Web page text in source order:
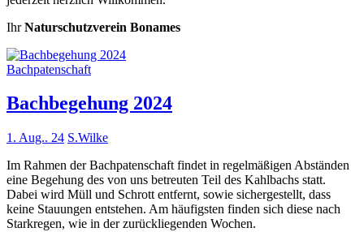
IhrNaturschutzverein Bonames
Bachpatenschaft
Bachbegehung 2024
1. Aug.. 24 S.Wilke
Im Rahmen der Bachpatenschaft findet in regelmäßigen Abständen
eine Begehung des von uns betreuten Teil des Kahlbachs statt.
Dabei wird Müll und Schrott entfernt, sowie sichergestellt, dass
keine Stauungen entstehen. Am häufigsten finden sich diese nach
Starkregen, wie in der zurückliegenden Wochen.